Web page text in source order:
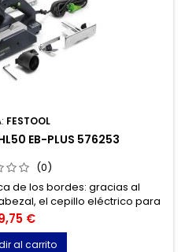
FESTOOL
EB-PLUS 576253
(0)
de los bordes: gracias al
el cepillo eléctrico para
a ras y con profundidad de
ilimitada.
€
al carrito